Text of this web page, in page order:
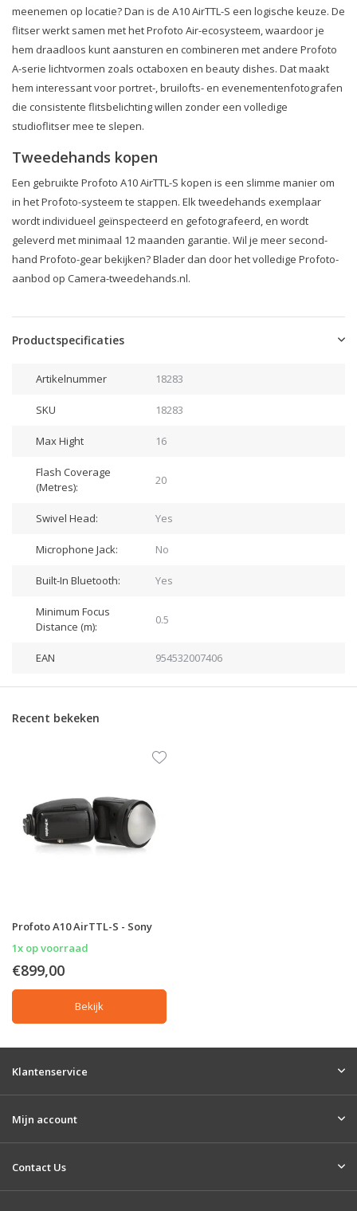
meenemen op locatie? Dan is de A10 AirTTL-S een logische keuze. De
flitser werkt samen met het Profoto Air-ecosysteem, waardoor je
hem draadloos kunt aansturen en combineren met andere Profoto
A-serie lichtvormen zoals octaboxen en beauty dishes. Dat maakt
hem interessant voor portret-, bruilofts- en evenementenfotografen
die consistente flitsbelichting willen zonder een volledige
studioflitser mee te slepen.
Tweedehands kopen
Een gebruikte Profoto A10 AirTTL-S kopen is een slimme manier om
in het Profoto-systeem te stappen. Elk tweedehands exemplaar
wordt individueel geïnspecteerd en gefotografeerd, en wordt
geleverd met minimaal 12 maanden garantie. Wil je meer second-
hand Profoto-gear bekijken? Blader dan door het volledige Profoto-
aanbod op Camera-tweedehands.nl.
Productspecificaties
Artikelnummer 18283
SKU 18283
Max Hight 16
Flash Coverage
(Metres):
20
Swivel Head: Yes
Microphone Jack: No
Built-In Bluetooth: Yes
Minimum Focus
Distance (m):
0.5
EAN 954532007406
Recent bekeken
Profoto A10 AirTTL-S - Sony
1x op voorraad
€899,00
Bekijk
Klantenservice
Mijn account
Contact Us